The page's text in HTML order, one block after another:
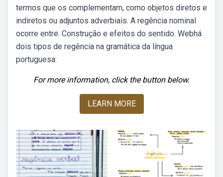
termos que os complementam, como objetos diretos e
indiretos ou adjuntos adverbiais. A regência nominal
ocorre entre. Construção e efeitos do sentido. Webhá
dois tipos de regência na gramática da língua
portuguesa:
For more information, click the button below.
LEARN MORE